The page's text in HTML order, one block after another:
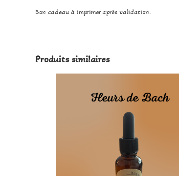
Bon cadeau à imprimer après validation.
Produits similaires